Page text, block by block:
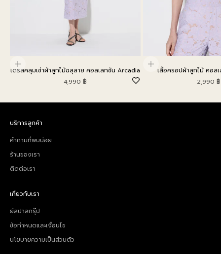
เลือกตัวเลือก
เดรสคลุมเข่าผ้าลูกไม้ฉลุลาย คอลเลกชัน Arcadia
ราคาโปรโมชัน
4,990 ฿
เลือกตัวเลือก
เสื้อครอปผ้าลูกไม้ คอล
ราคาโป
2,990 ฿
บริการลูกค้า
คำถามที่พบบ่อย
ร้านของเรา
ติดต่อเรา
เกี่ยวกับเรา
ยัสปาลกรุ๊ป
ข้อกำหนดและเงื่อนไข
นโยบายความเป็นส่วนตัว